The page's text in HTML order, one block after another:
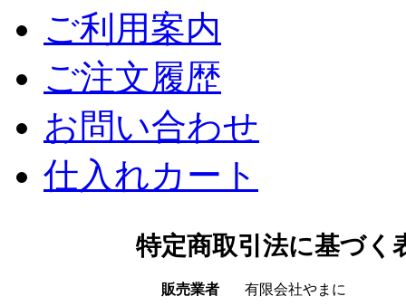
ご利用案内
ご注文履歴
お問い合わせ
仕入れカート
特定商取引法に基づく
販売業者
有限会社やまに